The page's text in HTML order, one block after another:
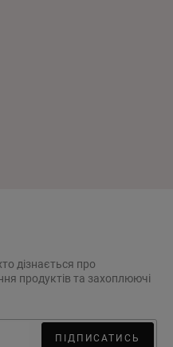
дізнається про
продуктів та захоплюючі
ПІДПИСАТИСЬ